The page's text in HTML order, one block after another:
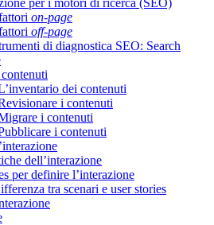
per i motori di ricerca (SEO)
on-page
off-page
di diagnostica SEO: Search
dei contenuti
i contenuti
i contenuti
i contenuti
dell’interazione
per definire l’interazione
tra scenari e user stories